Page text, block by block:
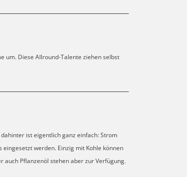
um. Diese Allround-Talente ziehen selbst
ist eigentlich ganz einfach: Strom
werden. Einzig mit Kohle können
auch Pflanzenöl stehen aber zur Verfügung.